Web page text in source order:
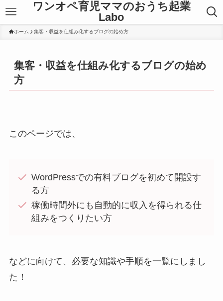
ワンオペ育児ママのおうち起業
Labo
ホーム 集客・収益を仕組み化するブログの始め方
集客・収益を仕組み化するブログの始め
方
このページでは、
WordPressでの有料ブログを初めて開設す
る方
稼働時間外にも自動的に収入を得られる仕
組みをつくりたい方
などに向けて、必要な知識や手順を一覧にしまし
た！